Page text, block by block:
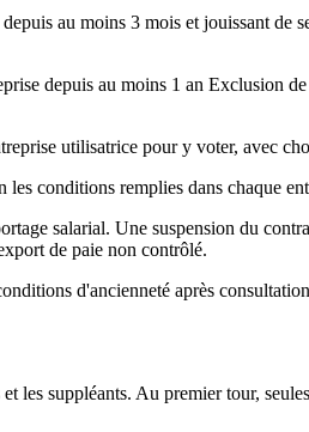
au moins 3 mois et jouissant
depuis au moins 1 an Exclusion
utilisatrice pour y voter, avec
les conditions remplies dans chaque
salarial. Une suspension du
de paie non contrôlé.
d'ancienneté après
les suppléants. Au premier tour,